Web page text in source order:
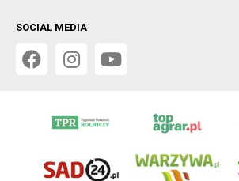
SOCIAL MEDIA